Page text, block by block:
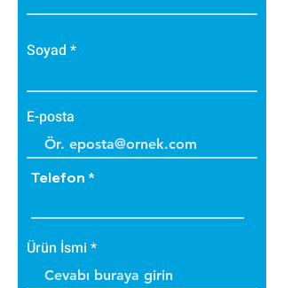
Soyad
E-posta
Telefon
Ürün İsmi